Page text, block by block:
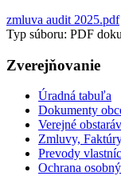
zmluva audit 2025.pdf
Typ súboru: PDF
Zverejňovanie
Úradná tabuľa
Dokumenty
Verejné
Zmluvy,
Prevody
Ochrana